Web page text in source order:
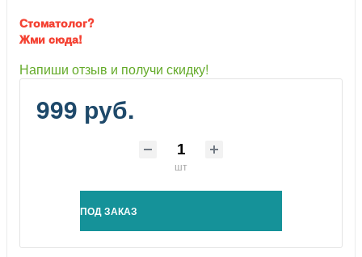
Стоматолог?
Жми сюда!
Напиши отзыв и получи скидку!
999 руб.
шт
ПОД ЗАКАЗ